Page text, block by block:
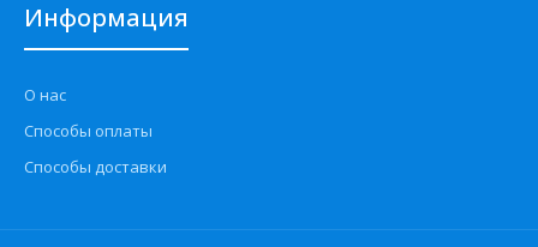
Информация
О нас
Способы оплаты
Способы доставки